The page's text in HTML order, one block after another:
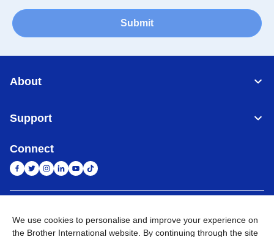
Submit
About
Support
Connect
We use cookies to personalise and improve your experience on
the Brother International website. By continuing through the site